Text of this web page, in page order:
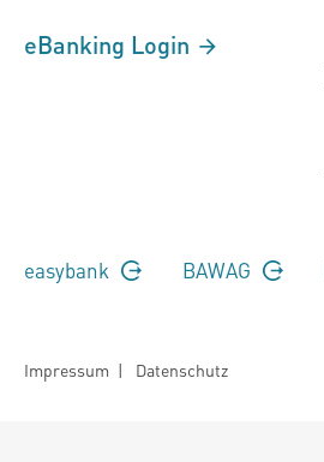
eBanking Login
easybank BAWAG
Impressum | Datenschutz